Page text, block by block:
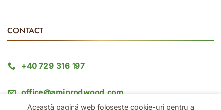
CONTACT
+40 729 316 197
office@amiprodwood.com
Această pagină web folosește cookie-uri pentru a